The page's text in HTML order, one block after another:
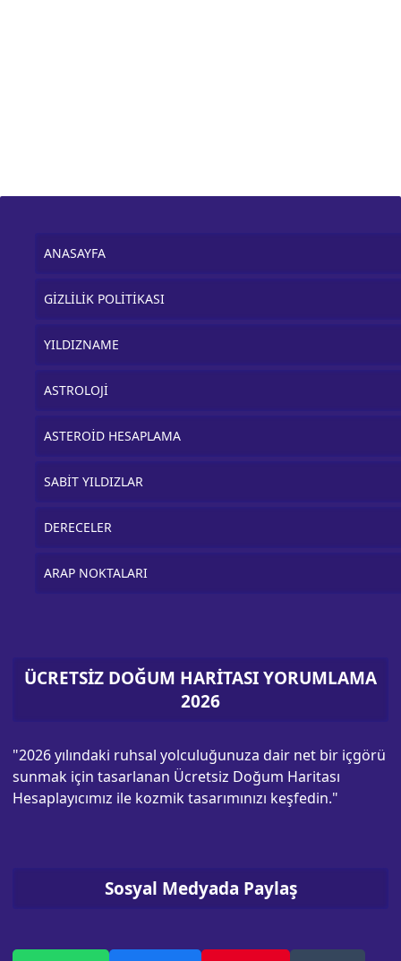
ANASAYFA
GİZLİLİK POLİTİKASI
YILDIZNAME
ASTROLOJİ
ASTEROİD HESAPLAMA
SABİT YILDIZLAR
DERECELER
ARAP NOKTALARI
ÜCRETSİZ DOĞUM HARİTASI YORUMLAMA
2026
"2026 yılındaki ruhsal yolculuğunuza dair net bir içgörü
sunmak için tasarlanan Ücretsiz Doğum Haritası
Hesaplayıcımız ile kozmik tasarımınızı keşfedin."
Sosyal Medyada Paylaş